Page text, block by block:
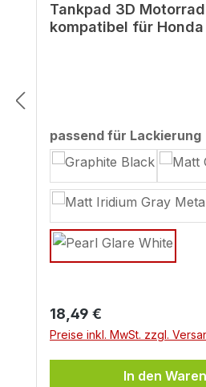
Tankpad 3D
kompatibel für Honda
passend für Lackierung
Regulärer Preis:
18,49 €
Preise inkl. MwSt. zzgl.
In den